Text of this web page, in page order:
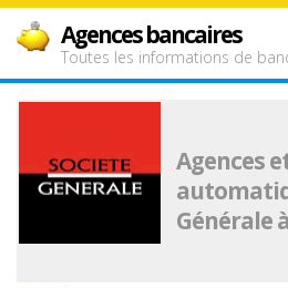
Agences bancaires
Toutes les informations de
Agences
Générale